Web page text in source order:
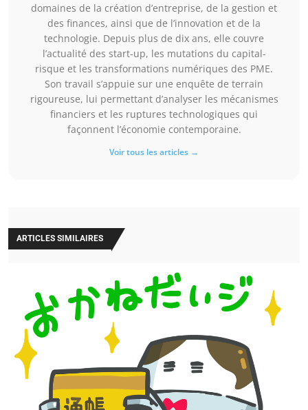
domaines de la création d’entreprise, de la gestion et
des finances, ainsi que de l’innovation et de la
technologie. Depuis plus de dix ans, elle couvre
l’actualité des start-up, les mutations du capital-
risque et les transformations numériques des PME.
Son travail s’appuie sur une enquête de terrain
rigoureuse, lui permettant d’analyser les mécanismes
financiers et les ruptures technologiques qui
façonnent l’économie contemporaine.
Voir tous les articles →
ARTICLES SIMILAIRES